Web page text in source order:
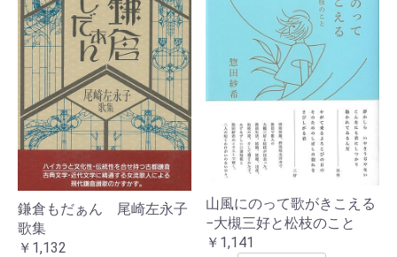
鎌倉もだぁん 尾崎左永子
歌集
￥1,132
山風にのって歌がきこえる
−大槻三好と松枝のこと
￥1,141